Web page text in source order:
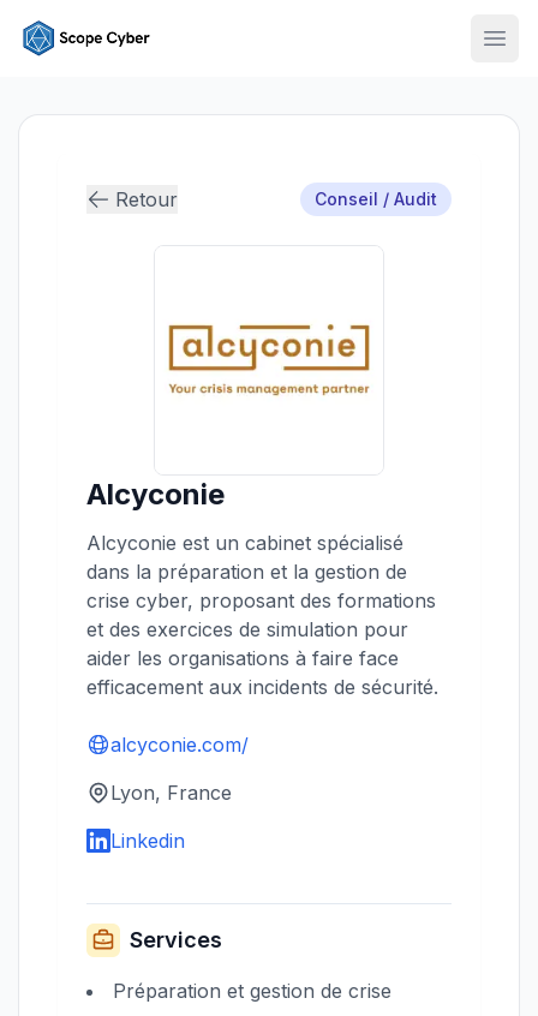
Retour Conseil / Audit
Alcyconie
Alcyconie est un cabinet spécialisé
dans la préparation et la gestion de
crise cyber, proposant des formations
et des exercices de simulation pour
aider les organisations à faire face
efficacement aux incidents de sécurité.
alcyconie.com/
Lyon, France
Linkedin
Services
Préparation et gestion de crise